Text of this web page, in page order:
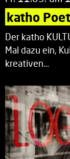
katho
Der katho
Mal dazu ein,
kreativen…